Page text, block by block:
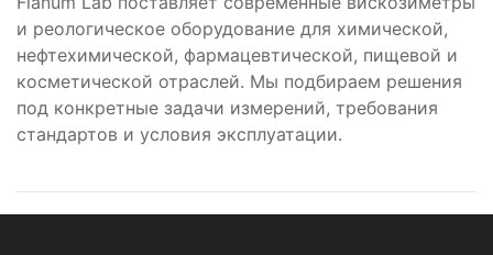
и реологическое оборудование для химической,
нефтехимической, фармацевтической, пищевой и
косметической отраслей. Мы подбираем решения
под конкретные задачи измерений, требования
стандартов и условия эксплуатации.